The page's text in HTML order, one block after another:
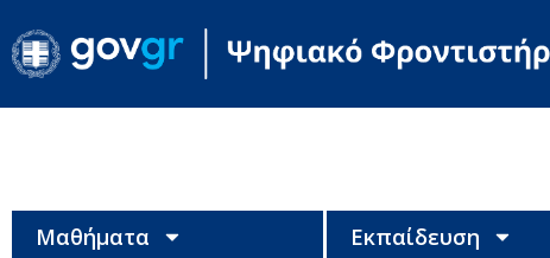
Μαθήματα Εκπαίδευση